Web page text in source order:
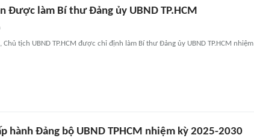
Được làm Bí thư Đảng ủy UBND TP.HCM
tịch UBND TP.HCM được chỉ định làm Bí thư Đảng ủy UBND TP.HCM nhiệm
hành Đảng bộ UBND TPHCM nhiệm kỳ 2025-2030